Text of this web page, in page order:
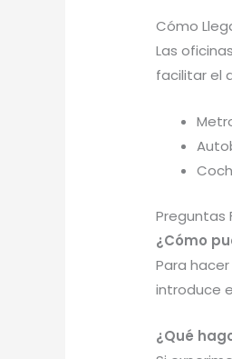
Cómo
Las
facilitar el
Preguntas
¿Cómo
Para
introduce
¿Qué